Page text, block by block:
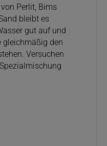
Perlit, Bims
bleibt es
gut auf und
gleichmäßig den
Versuchen